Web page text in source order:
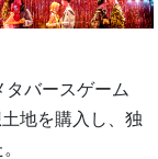
タバースゲーム
地を購入し、独